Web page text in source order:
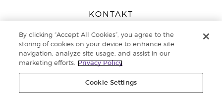
KONTAKT
Peizerweg 97
9727 AJ Groningen
Netherlands
Kundenservice:0800-296205
By clicking “Accept All Cookies”, you agree to the
storing of cookies on your device to enhance site
navigation, analyze site usage, and assist in our
marketing efforts.
Privacy Policy
Cookie Settings